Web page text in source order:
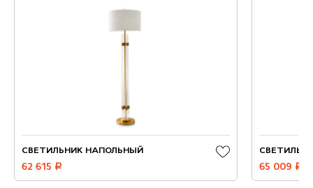
СВЕТИЛЬНИК НАПОЛЬНЫЙ
62 615 руб. 65 009 руб.